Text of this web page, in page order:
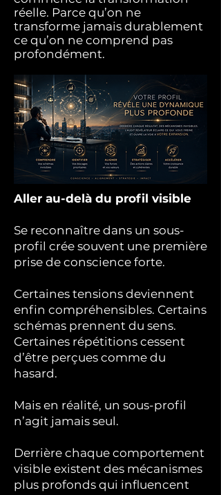
réelle. Parce qu’on ne
transforme jamais durablement
ce qu’on ne comprend pas
profondément.
Aller au-delà du profil visible
Se reconnaître dans un sous-
profil crée souvent une première
prise de conscience forte.
Certaines tensions deviennent
enfin compréhensibles. Certains
schémas prennent du sens.
Certaines répétitions cessent
d’être perçues comme du
hasard.
Mais en réalité, un sous-profil
n’agit jamais seul.
Derrière chaque comportement
visible existent des mécanismes
plus profonds qui influencent